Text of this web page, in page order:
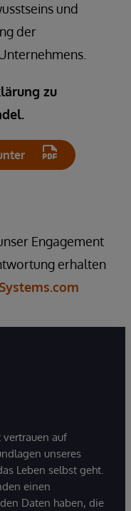
und
der
zu
Engagement
erhalten
auf
unseres
Leben selbst geht.
einen
Daten haben, die